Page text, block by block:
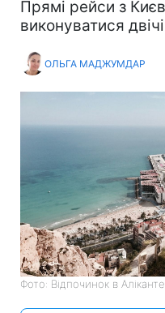
Прямі рейси з
виконуватися
ОЛЬГА МАДЖУМДАР
Фото: Відпочинок в